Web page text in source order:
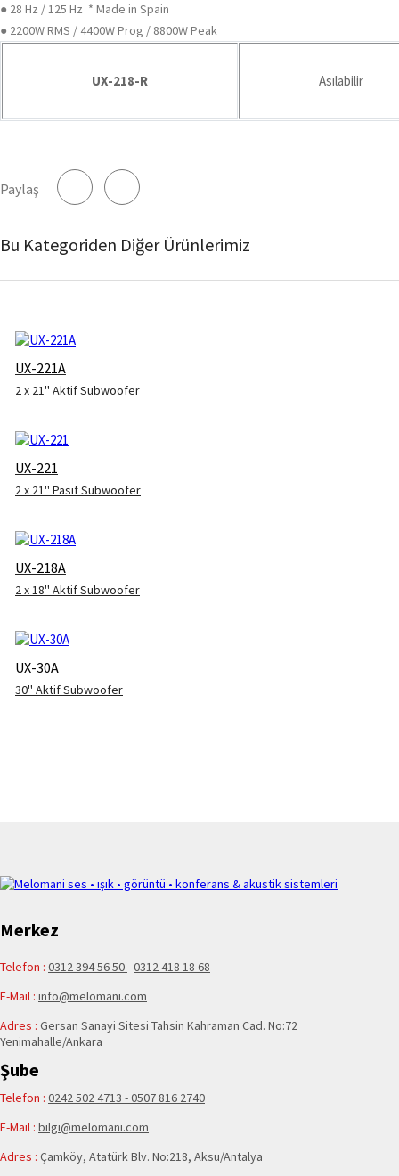
● 28 Hz / 125 Hz * Made in Spain
● 2200W RMS / 4400W Prog / 8800W Peak
UX-218-R Asılabilir
Paylaş
Bu Kategoriden Diğer Ürünlerimiz
UX-221A
2 x 21'' Aktif Subwoofer
UX-221
2 x 21'' Pasif Subwoofer
UX-218A
2 x 18'' Aktif Subwoofer
UX-30A
30'' Aktif Subwoofer
Merkez
Telefon : 0312 394 56 50-0312 418 18 68
E-Mail : info@melomani.com
Adres : Gersan Sanayi Sitesi Tahsin Kahraman Cad. No:72
Yenimahalle/Ankara
Şube
Telefon : 0242 502 4713 - 0507 816 2740
E-Mail : bilgi@melomani.com
Adres : Çamköy, Atatürk Blv. No:218, Aksu/Antalya